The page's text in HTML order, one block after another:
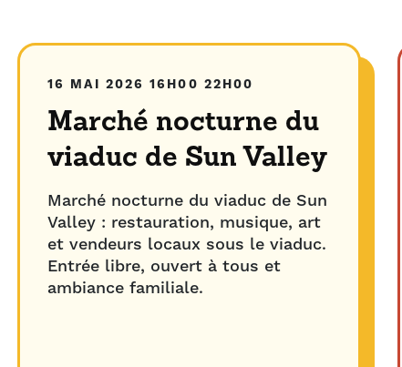
16 MAI 2026 16H00 22H00
Marché nocturne du
viaduc de Sun Valley
Marché nocturne du viaduc de Sun
Valley : restauration, musique, art
et vendeurs locaux sous le viaduc.
Entrée libre, ouvert à tous et
ambiance familiale.